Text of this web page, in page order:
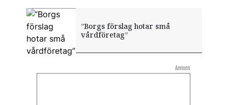
”Borgs förslag hotar små
vårdföretag”
Annons